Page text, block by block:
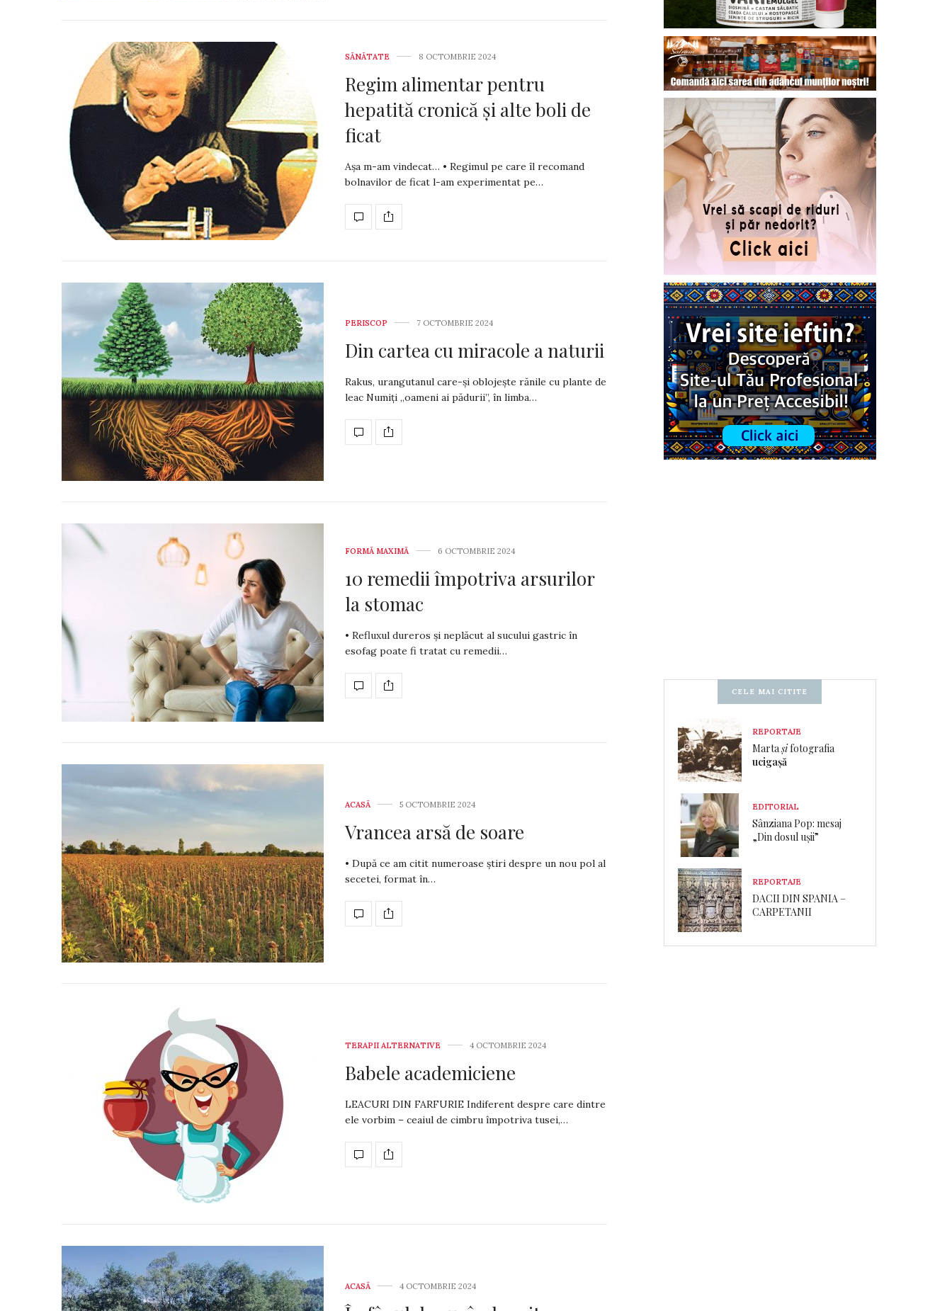
SĂNĂTATE 8 OCTOMBRIE 2024
Regim alimentar pentru
hepatită cronică și alte boli de
ficat
Așa m-am vindecat… • Regimul pe care îl recomand
bolnavilor de ficat l-am experi­men­tat pe…
PERISCOP 7 OCTOMBRIE 2024
Din cartea cu miracole a naturii
Rakus, urangutanul care-și oblojește rănile cu plante de
leac Numiți „oameni ai pădurii”, în limba…
FORMĂ MAXIMĂ 6 OCTOMBRIE 2024
10 remedii împotriva arsurilor
la stomac
• Refluxul dureros și neplăcut al sucului gastric în
esofag poate fi tratat cu remedii…
ACASĂ 5 OCTOMBRIE 2024
Vrancea arsă de soare
• După ce am citit numeroase știri despre un nou pol al
secetei, format în…
TERAPII ALTERNATIVE 4 OCTOMBRIE 2024
Babele academiciene
LEACURI DIN FARFURIE Indiferent despre care dintre
ele vorbim – ceaiul de cimbru împotriva tusei,…
ACASĂ 4 OCTOMBRIE 2024
CELE MAI CITITE
REPORTAJE
Martașifotografia
ucigașă
EDITORIAL
Sânziana Pop: mesaj
„Din dosul ușii”
REPORTAJE
DACII DIN SPANIA –
CARPETANII